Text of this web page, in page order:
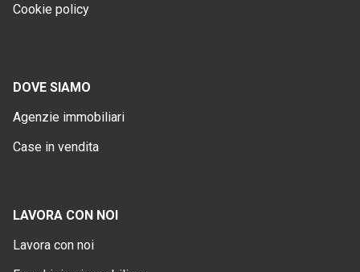
Cookie policy
DOVE SIAMO
Agenzie immobiliari
Case in vendita
LAVORA CON NOI
Lavora con noi